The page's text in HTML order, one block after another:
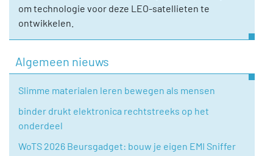
om technologie voor deze LEO-satellieten te
ontwikkelen.
Algemeen nieuws
Slimme materialen leren bewegen als mensen
binder drukt elektronica rechtstreeks op het
onderdeel
WoTS 2026 Beursgadget: bouw je eigen EMI Sniffer